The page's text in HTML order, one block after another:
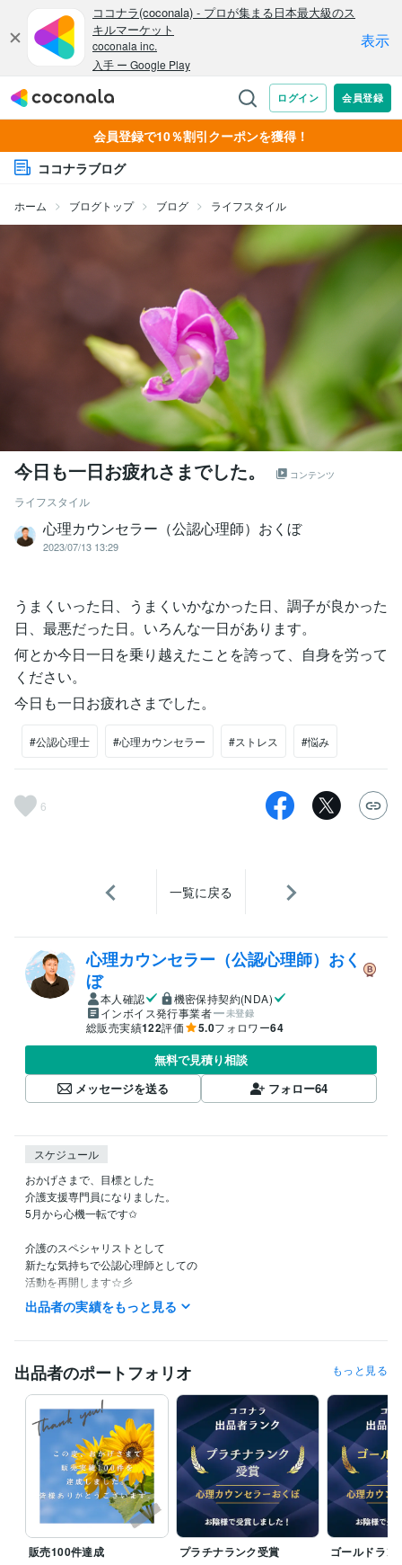
会員登録で10％割引クーポンを獲得！
ココナラブログ
ホーム ブログトップ ブログ ライフスタイル
今日も一日お疲れさまでした。 コンテンツ
ライフスタイル
心理カウンセラー（公認心理師）おくぼ
2023/07/13 13:29
うまくいった日、うまくいかなかった日、調子が良かった
日、最悪だった日。いろんな一日があります。
何とか今日一日を乗り越えたことを誇って、自身を労って
ください。
今日も一日お疲れさまでした。
#公認心理士 #心理カウンセラー #ストレス #悩み
6
一覧に戻る
心理カウンセラー（公認心理師）おく
ぼ
本人確認
機密保持契約(NDA)
インボイス発行事業者
未登録
総販売実績122評価 5.0フォロワー64
無料で見積り相談
メッセージを送る
フォロー64
スケジュール
おかげさまで、目標とした
介護支援専門員になりました。
5月から心機一転です✩
介護のスペシャリストとして
新たな気持ちで公認心理師としての
活動を再開します☆彡
心機一転よろしくお願いいたします◎
待機中は、お気軽にお問い合わせください✩
■お仕事のお悩み、対人関係のお悩み。
■眠れない方、気持ちがモヤモヤする方。
■誰かと話したい方。
お気軽にお問い合わせください。
どんなお話でも構いません。
良い事も悪い事もお話を聴かせてください。
アロマについてでも大歓迎です。
様々なお話を聴かせていただきたいです。
挨拶程度の短時間でも、無問題です。
出品者の実績をもっと見る
出品者のポートフォリオ もっと見る
販売100件達成 プラチナランク受賞 ゴールドラン